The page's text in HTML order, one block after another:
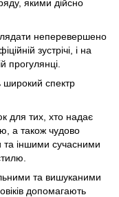
якими дійсно
неперевершено
зустрічі, і на
прогулянці.
широкий спектр
для тих, хто надає
а також чудово
та іншими сучасними
та вишуканими
допомагають